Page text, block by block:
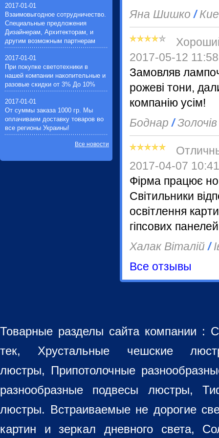
Яна Шишко/
2017-05-12 11:58
Замовляв
рожеві тони,
компанію усім!
Боднар/Золочів
2017-04-07 10:41
Фірма працює
Світильники
освітлення
гіпсових
Халак Віталій/
Все отзывы
2017-01-01
Взаимовыгодное сотрудничество.
Специальные предложения
Дизайнерам, Архитекторам, и
другим возможным партнерам
2017-01-01
При покупке светотехники в
нашей компании накопительные и
разовые скидки от 3% До 10%
2017-01-01
От суммы заказа 1000 гр. Мы
оплачиваем доставку товаров во
все регионы Украины!
Все новости
Товарные разделы сайта компании :
тек, Хрустальные чешские
люстры, Припотолочные
разнообразные подвесы люстры,
люстры. Встраиваемые не дорогие
картин и зеркал дневного света,